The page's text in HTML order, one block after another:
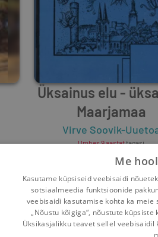
Üksainus elu -
Maarjamaa
Virve Soovik-
Umbes 9 aastattagasi
Me
Kasutame küpsiseid veebisaidi
sotsiaalmeedia funktsioonide
veebisaidi kasutamise kohta ka
„Nõustu kõigiga“, nõustute
Üksikasjalikku teavet sellel